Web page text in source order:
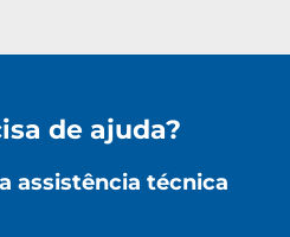
de ajuda?
assistência técnica